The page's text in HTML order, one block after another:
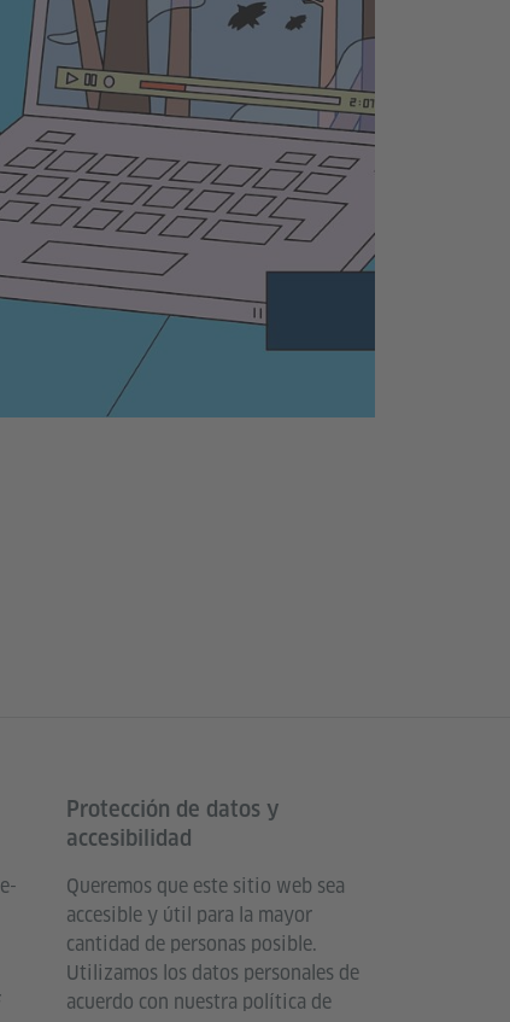
Protección de datos y
accesibilidad
Queremos que este sitio web sea
accesible y útil para la mayor
cantidad de personas posible.
Utilizamos los datos personales de
acuerdo con nuestra política de